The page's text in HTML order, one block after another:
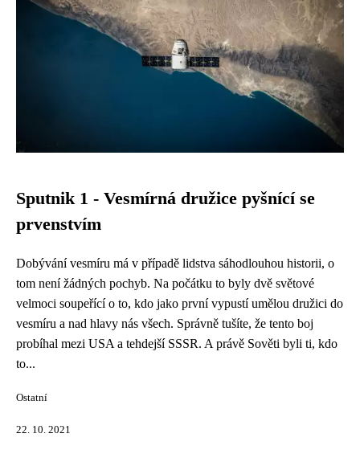
Sputnik 1 - Vesmírná družice pyšnící se
prvenstvím
Dobývání vesmíru má v případě lidstva sáhodlouhou historii, o
tom není žádných pochyb. Na počátku to byly dvě světové
velmoci soupeřící o to, kdo jako první vypustí umělou družici do
vesmíru a nad hlavy nás všech. Správně tušíte, že tento boj
probíhal mezi USA a tehdejší SSSR. A právě Sověti byli ti, kdo
to...
Ostatní
22. 10. 2021